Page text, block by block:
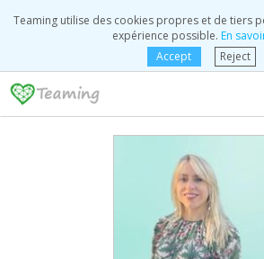
Teaming utilise des cookies propres et de tiers
expérience possible. En
Accept
Reject